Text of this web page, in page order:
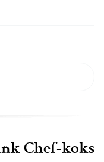
Chef-koks